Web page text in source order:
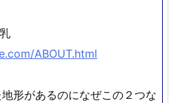
ABOUT.html
形があるのになぜこの２つな